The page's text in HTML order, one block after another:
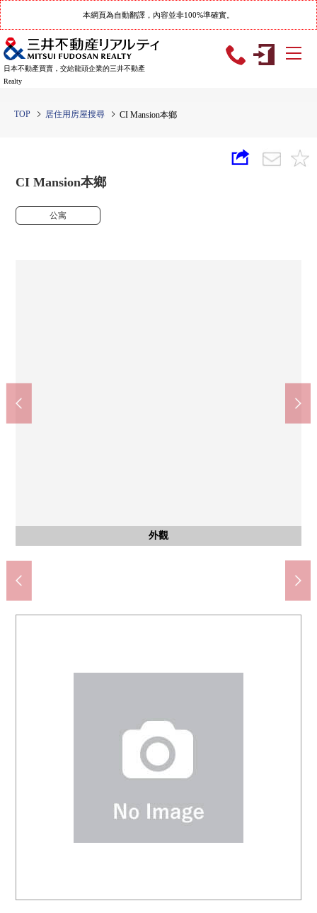
本網頁為自動翻譯，內容並非100%準確實。
日本不動產買賣，交給龍頭企業的三井不動產
Realty
TOP 居住用房屋搜尋 CI Mansion本鄉
CI Mansion本鄉
公寓
外觀
入口
停車場
門口
客廳
客廳
廚房
洗臉
廁所
公共汽車
室內
西式房間(約5.3張塌塌米)
室內
西式房間(約5.5張塌塌米)
室內
西式房間(約5.9張塌塌米)
風景
風景
風景
外觀
外觀
外觀
客廳
客廳
廚房
廚房
3份爐子
室內
西式房間(約5.3張塌塌米)
收納
其他內省
實用程序
洗臉
其他
附帶監視器的內部對講機
其他
熱水供應器
其他
浴室暖氣烘乾機
室內
西式房間(約5.5張塌塌米)
室內
西式房間(約5.9張塌塌米)
收納
壁櫥
陽台
藤森中學(約1050m)